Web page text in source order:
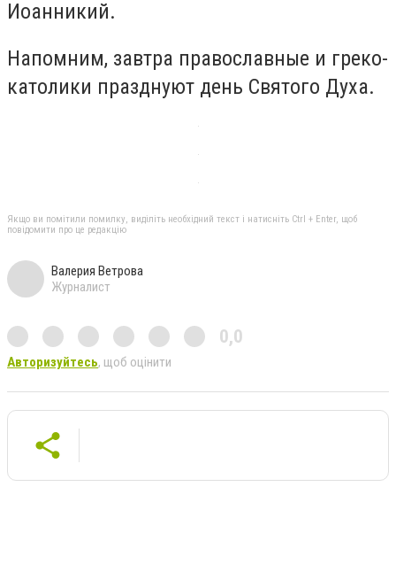
Иоанникий.
Напомним, завтра православные и греко-
католики празднуют день Святого Духа.
Якщо ви помітили помилку, виділіть необхідний текст і натисніть Ctrl + Enter, щоб
повідомити про це редакцію
Валерия Ветрова
Журналист
0,0
Авторизуйтесь, щоб оцінити